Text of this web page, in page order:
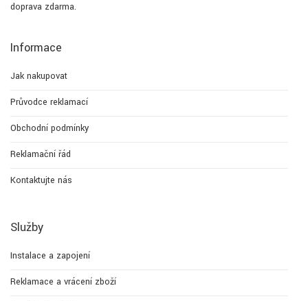
doprava zdarma.
Informace
Jak nakupovat
Průvodce reklamací
Obchodní podmínky
Reklamační řád
Kontaktujte nás
Služby
Instalace a zapojení
Reklamace a vrácení zboží